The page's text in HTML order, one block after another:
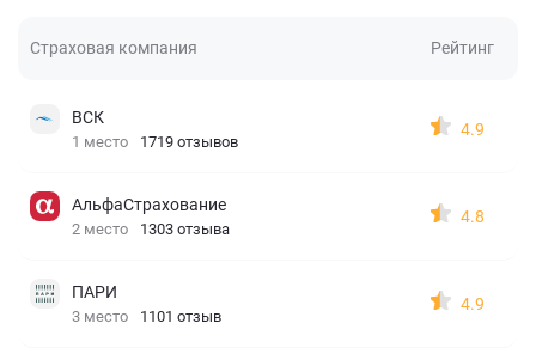
Страховая компания Рейтинг
ВСК
1 место 1719 отзывов
4.9
АльфаСтрахование
2 место 1303 отзыва
4.8
ПАРИ
3 место 1101 отзыв
4.9